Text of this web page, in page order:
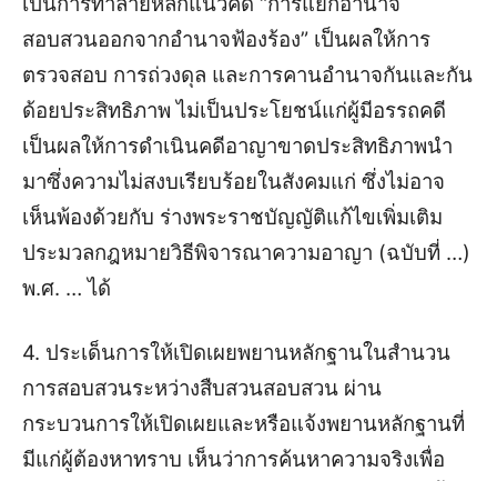
สอบสวนออกจากอำนาจฟ้องร้อง” เป็นผลให้การ
ตรวจสอบ การถ่วงดุล และการคานอำนาจกันและกัน
ด้อยประสิทธิภาพ ไม่เป็นประโยชน์แก่ผู้มีอรรถคดี
เป็นผลให้การดำเนินคดีอาญาขาดประสิทธิภาพนำ
มาซึ่งความไม่สงบเรียบร้อยในสังคมแก่ ซึ่งไม่อาจ
เห็นพ้องด้วยกับ ร่างพระราชบัญญัติแก้ไขเพิ่มเติม
ประมวลกฎหมายวิธีพิจารณาความอาญา (ฉบับที่ …)
พ.ศ. … ได้
4. ประเด็นการให้เปิดเผยพยานหลักฐานในสำนวน
การสอบสวนระหว่างสืบสวนสอบสวน ผ่าน
กระบวนการให้เปิดเผยและหรือแจ้งพยานหลักฐานที่
มีแก่ผู้ต้องหาทราบ เห็นว่าการค้นหาความจริงเพื่อ